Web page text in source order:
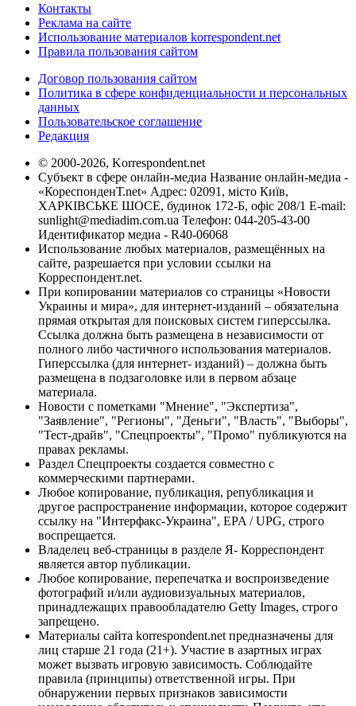
Контакты
Реклама на сайте
Использование материалов korrespondent.net
Правила пользования сайтом
Договор пользования сайтом
Политика в сфере конфиденциальности и персональных
данных
Пользовательское соглашение
Редакция
© 2000-2026, Korrespondent.net
Субъект в сфере онлайн-медиа Название онлайн-медиа -
«КореспонденТ.net» Адрес: 02091, місто Київ,
ХАРКІВСЬКЕ ШОСЕ, будинок 172-Б, офіс 208/1 E-mail:
sunlight@mediadim.com.ua Телефон: 044-205-43-00
Идентификатор медиа - R40-06068
Использование любых материалов, размещённых на
сайте, разрешается при условии ссылки на
Корреспондент.net.
При копировании материалов со страницы «Новости
Украины и мира», для интернет-изданий – обязательна
прямая открытая для поисковых систем гиперссылка.
Ссылка должна быть размещена в независимости от
полного либо частичного использования материалов.
Гиперссылка (для интернет- изданий) – должна быть
размещена в подзаголовке или в первом абзаце
материала.
Новости с пометками "Мнение", "Экспертиза",
"Заявление", "Регионы", "Деньги", "Власть", "Выборы",
"Тест-драйв", "Спецпроекты", "Промо" публикуются на
правах рекламы.
Раздел Спецпроекты создается совместно с
коммерческими партнерами.
Любое копирование, публикация, републикация и
другое распространение информации, которое содержит
ссылку на "Интерфакс-Украина", EPA / UPG, строго
воспрещается.
Владелец веб-страницы в разделе Я- Корреспондент
является автор публикации.
Любое копирование, перепечатка и воспроизведение
фотографий и/или аудиовизуальных материалов,
принадлежащих правообладателю Getty Images, строго
запрещено.
Материалы сайта korrespondent.net предназначены для
лиц старше 21 года (21+). Участие в азартных играх
может вызвать игровую зависимость. Соблюдайте
правила (принципы) ответственной игры. При
обнаружении первых признаков зависимости